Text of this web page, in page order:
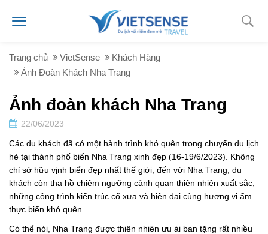
Trang chủ VietSense
Khách Hàng
Ảnh Đoàn Khách Nha Trang
Ảnh đoàn khách Nha Trang
22/06/2023
Các du khách đã có một hành trình khó quên trong chuyến du lịch
hè tại thành phố biển Nha Trang xinh đẹp (16-19/6/2023). Không
chỉ sở hữu vịnh biển đẹp nhất thế giới, đến với Nha Trang, du
khách còn tha hồ chiêm ngưỡng cảnh quan thiên nhiên xuất sắc,
những công trình kiến trúc cổ xưa và hiện đại cùng hương vị ẩm
thực biển khó quên.
Có thể nói, Nha Trang được thiên nhiên ưu ái ban tặng rất nhiều